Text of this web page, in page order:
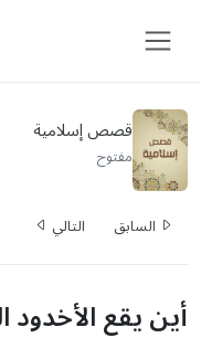
قصص إسلامية
مفتوح
السابق التالي